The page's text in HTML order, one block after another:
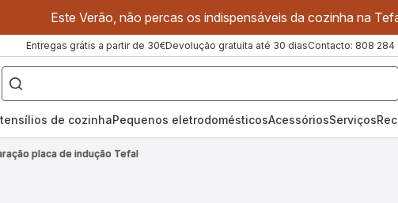
Este Verão, não percas os indispensáveis da cozinha na
Entregas grátis a partir de 30€Devolução gratuita até 30 diasContacto: 808 284
O
que
pretende
procurar?
de cozinhaPequenos eletrodomésticosAcessóriosServiços
placa de indução Tefal